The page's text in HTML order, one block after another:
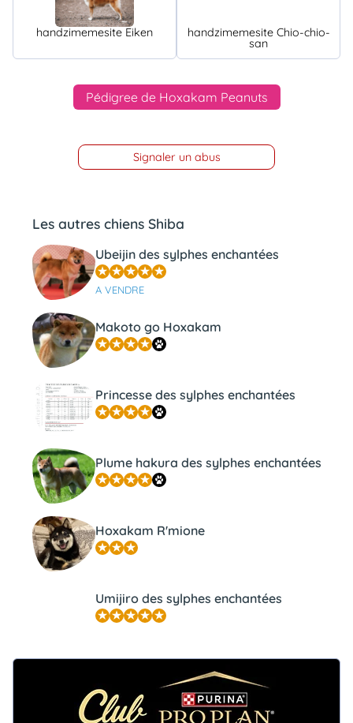
handzimemesite Eiken handzimemesite Chio-chio-
san
Pédigree de Hoxakam Peanuts
Signaler un abus
Les autres chiens Shiba
Ubeijin des sylphes enchantées
A VENDRE
Makoto go Hoxakam
Princesse des sylphes enchantées
Plume hakura des sylphes enchantées
Hoxakam R'mione
Umijiro des sylphes enchantées